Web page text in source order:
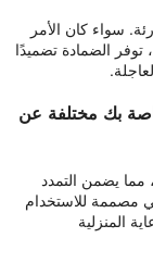
سواء كان الأمر
توفر الضمادة تضميدًا
بك مختلفة عن
مما يضمن التمدد
مصممة للاستخدام
المنزلية